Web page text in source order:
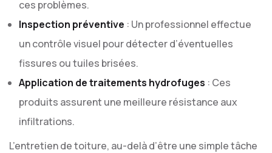
ces problèmes.
Inspection préventive : Un professionnel effectue
un contrôle visuel pour détecter d’éventuelles
fissures ou tuiles brisées.
Application de traitements hydrofuges : Ces
produits assurent une meilleure résistance aux
infiltrations.
L’entretien de toiture, au-delà d’être une simple tâche